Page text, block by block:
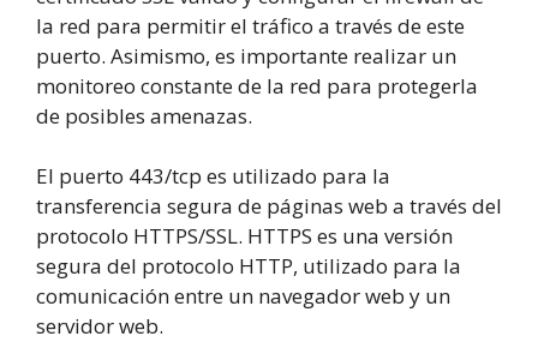
la red para permitir el tráfico a través de este
puerto. Asimismo, es importante realizar un
monitoreo constante de la red para protegerla
de posibles amenazas.
El puerto 443/tcp es utilizado para la
transferencia segura de páginas web a través del
protocolo HTTPS/SSL. HTTPS es una versión
segura del protocolo HTTP, utilizado para la
comunicación entre un navegador web y un
servidor web.